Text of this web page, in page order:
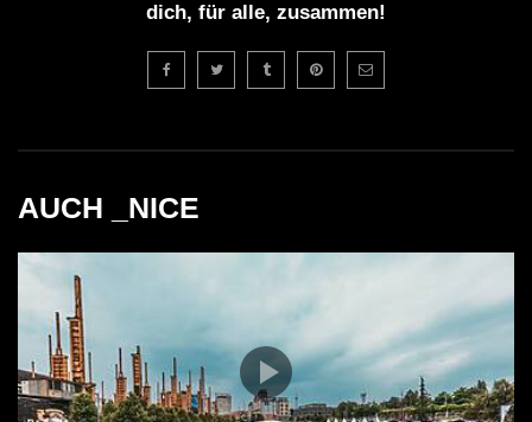
dich, für alle, zusammen!
AUCH _NICE